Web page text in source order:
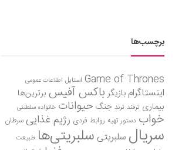
برچسب‌ها
Game of Thrones استایل اطلاعات عمومی
اینستاگرام بازیگر باکس آفیس برترین‌ها
بیماری ترفند ترند جنگ حیوانات خانواده سلطنتی
خواب دستور تهیه روابط فردی رژیم غذاییسرطان
سریال سلبریتی سلبریتی‌ها طبیعت